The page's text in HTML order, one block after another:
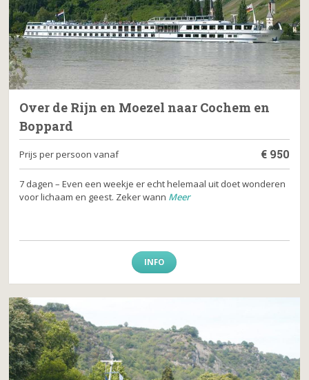
Over de Rijn en Moezel naar Cochem en
Boppard
Prijs per persoon vanaf € 950
7 dagen – Even een weekje er echt helemaal uit doet wonderen
voor lichaam en geest. Zeker wann Meer
INFO